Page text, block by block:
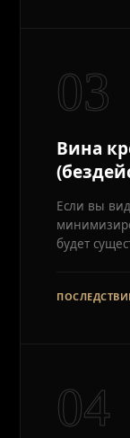
03
Вина
Если вы
будет
04